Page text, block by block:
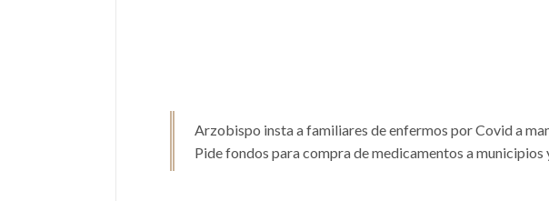
Arzobispo insta a familiares de enfermos por Covid a
Pide fondos para compra de medicamentos a